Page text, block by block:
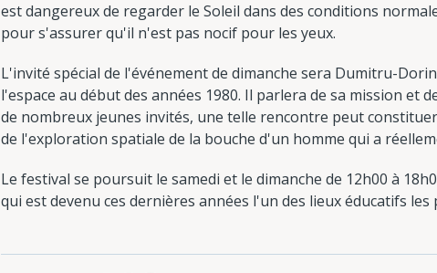
est dangereux de regarder le Soleil dans des conditions
pour s'assurer qu'il n'est pas nocif pour les yeux.
L'invité spécial de l'événement de dimanche sera Dumitru-
l'espace au début des années 1980. Il parlera de sa mission et
de nombreux jeunes invités, une telle rencontre peut
de l'exploration spatiale de la bouche d'un homme qui a
Le festival se poursuit le samedi et le dimanche de 12h00 à
qui est devenu ces dernières années l'un des lieux éducatifs